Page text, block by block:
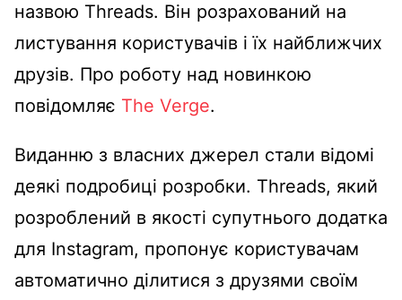
назвою Threads. Він розрахований на
листування користувачів і їх найближчих
друзів. Про роботу над новинкою
повідомляє The Verge.
Виданню з власних джерел стали відомі
деякі подробиці розробки. Threads, який
розроблений в якості супутнього додатка
для Instagram, пропонує користувачам
автоматично ділитися з друзями своїм